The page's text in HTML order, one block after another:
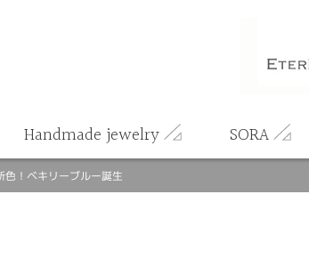
Handmade jewelry SORA
色！ベキリーブルー誕生